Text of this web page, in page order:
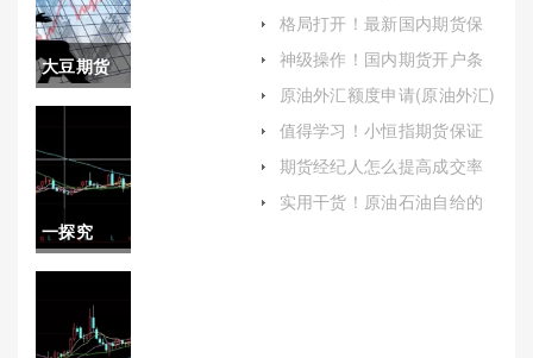
大豆期货
1601代码
(大豆期货
代码)
一探究
竟！纳指
手续费
一种新的投资渠道）
格局打开！最新国内期货保
神级操作！国内期货开户条
和规划自己的期货交易之
路）
原油外汇额度申请(原油外汇)
值得学习！小恒指期货保证
和保证金水平）
期货经纪人怎么提高成交率
实用干货！原油石油自给的